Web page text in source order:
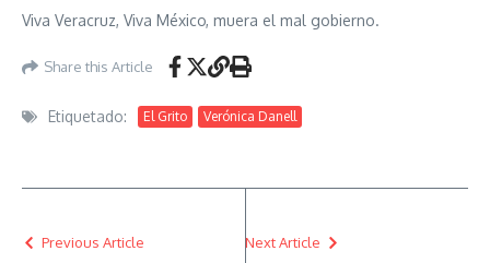
Viva Veracruz, Viva México, muera el mal gobierno.
Share this Article
Etiquetado: El Grito Verónica Danell
Previous Article Next Article